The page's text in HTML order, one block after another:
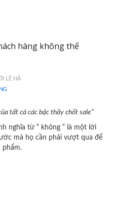
hàng không thể
LÊ HÀ
tất cả các bậc thầy chốt sale”
nghĩa từ “ không “ là một lời
mà họ cần phải vượt qua để
phẩm.